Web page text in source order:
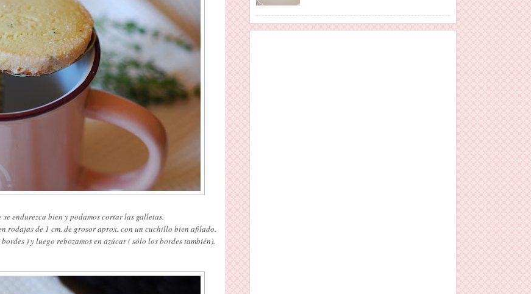
endurezca bien y podamos cortar las galletas.
rodajas de 1 cm. de grosor aprox. con un cuchillo bien afilado.
) y luego rebozamos en azúcar ( sólo los bordes también).